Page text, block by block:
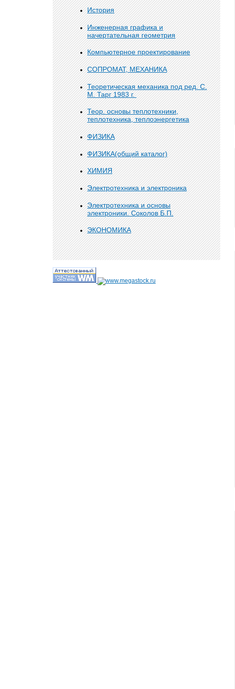
История
Инженерная графика и
начертательная геометрия
Компьютерное проектирование
СОПРОМАТ, МЕХАНИКА
Теоретическая механика под ред. С.
М. Тарг 1983 г.
Теор. основы теплотехники,
теплотехника, теплоэнергетика
ФИЗИКА
ФИЗИКА(общий каталог)
ХИМИЯ
Электротехника и электроника
Электротехника и основы
электроники. Соколов Б.П.
ЭКОНОМИКА